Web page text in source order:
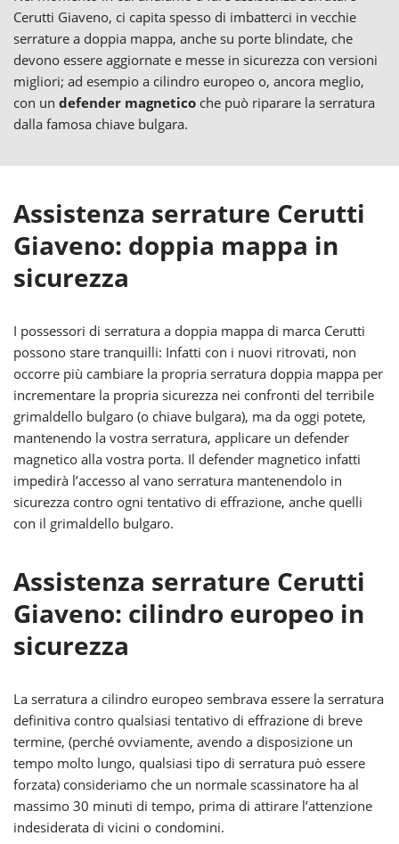
Cerutti Giaveno, ci capita spesso di imbatterci in vecchie
serrature a doppia mappa, anche su porte blindate, che
devono essere aggiornate e messe in sicurezza con versioni
migliori; ad esempio a cilindro europeo o, ancora meglio,
con un defender magnetico che può riparare la serratura
dalla famosa chiave bulgara.
Assistenza serrature Cerutti
Giaveno: doppia mappa in
sicurezza
I possessori di serratura a doppia mappa di marca Cerutti
possono stare tranquilli: Infatti con i nuovi ritrovati, non
occorre più cambiare la propria serratura doppia mappa per
incrementare la propria sicurezza nei confronti del terribile
grimaldello bulgaro (o chiave bulgara), ma da oggi potete,
mantenendo la vostra serratura, applicare un defender
magnetico alla vostra porta. Il defender magnetico infatti
impedirà l’accesso al vano serratura mantenendolo in
sicurezza contro ogni tentativo di effrazione, anche quelli
con il grimaldello bulgaro.
Assistenza serrature Cerutti
Giaveno: cilindro europeo in
sicurezza
La serratura a cilindro europeo sembrava essere la serratura
definitiva contro qualsiasi tentativo di effrazione di breve
termine, (perché ovviamente, avendo a disposizione un
tempo molto lungo, qualsiasi tipo di serratura può essere
forzata) consideriamo che un normale scassinatore ha al
massimo 30 minuti di tempo, prima di attirare l’attenzione
indesiderata di vicini o condomini.